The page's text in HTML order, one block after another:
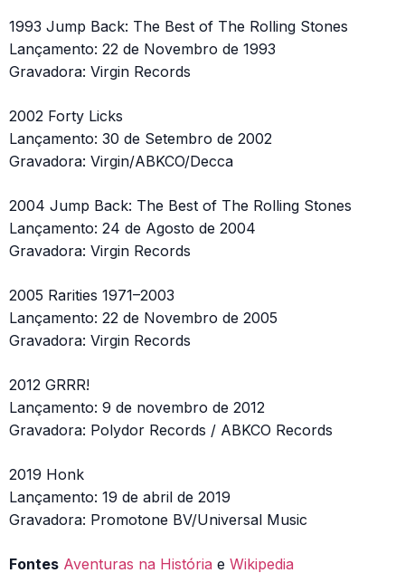
1993 Jump Back: The Best of The Rolling Stones
Lançamento: 22 de Novembro de 1993
Gravadora: Virgin Records
2002 Forty Licks
Lançamento: 30 de Setembro de 2002
Gravadora: Virgin/ABKCO/Decca
2004 Jump Back: The Best of The Rolling Stones
Lançamento: 24 de Agosto de 2004
Gravadora: Virgin Records
2005 Rarities 1971–2003
Lançamento: 22 de Novembro de 2005
Gravadora: Virgin Records
2012 GRRR!
Lançamento: 9 de novembro de 2012
Gravadora: Polydor Records / ABKCO Records
2019 Honk
Lançamento: 19 de abril de 2019
Gravadora: Promotone BV/Universal Music
Fontes Aventuras na História e Wikipedia